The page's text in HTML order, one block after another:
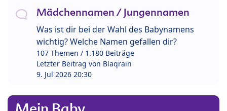
Mädchennamen / Jungennamen
Was ist dir bei der Wahl des Babynamens
wichtig? Welche Namen gefallen dir?
107 Themen / 1.180 Beiträge
Letzter Beitrag von Blaqrain
9. Jul 2026 20:30